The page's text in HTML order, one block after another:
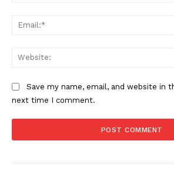
Save my name, email, and website in
next time I comment.